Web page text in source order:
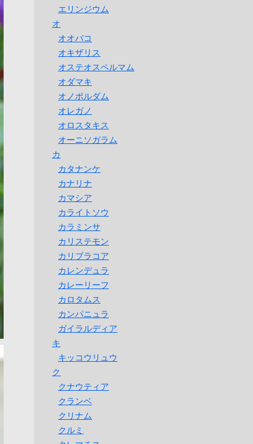
エリンジウム
オ
オオバコ
オキザリス
オステオスペルマム
オダマキ
オノポルダム
オレガノ
オロスタキス
オーニソガラム
カ
カタナンケ
カナリナ
カマシア
カライトソウ
カラミンサ
カリステモン
カリブラコア
カレンデュラ
カレーリーフ
カロタムス
カンパニュラ
ガイラルディア
キ
キッコウリュウ
ク
クナウティア
クランベ
クリナム
クルミ